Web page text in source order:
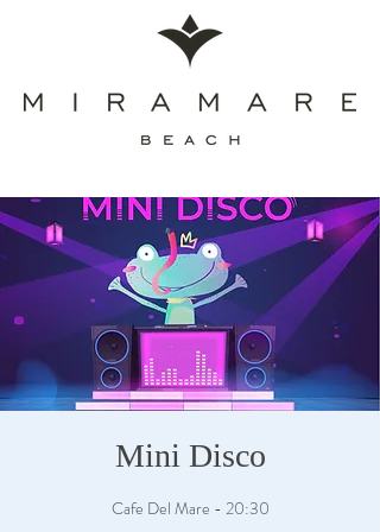
Mini Disco
Cafe Del Mare - 20:30